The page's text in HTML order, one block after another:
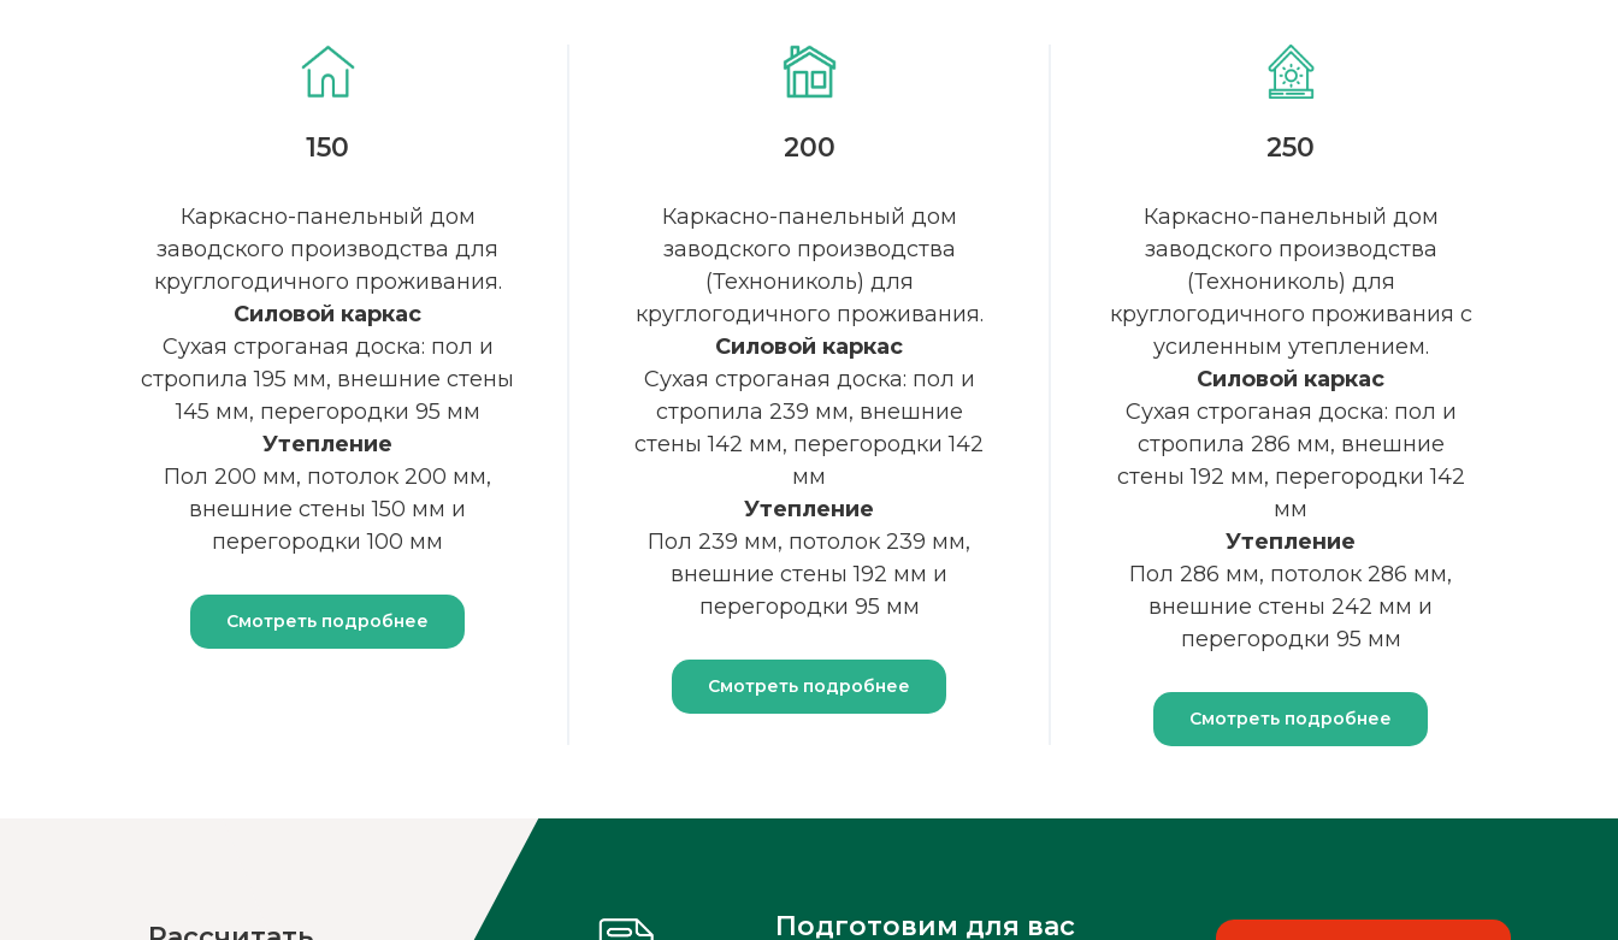
Доработаем планировку
этого проекта бесплатно!
150
Каркасно-панельный дом
заводского производства для
круглогодичного проживания.
Силовой каркас
Сухая строганая доска: пол и
стропила 195 мм, внешние стены
145 мм, перегородки 95 мм
Утепление
Пол 200 мм, потолок 200 мм,
внешние стены 150 мм и
перегородки 100 мм
Смотреть подробнее
200
Каркасно-панельный дом
заводского производства
(Технониколь) для
круглогодичного проживания.
Силовой каркас
Сухая строганая доска: пол и
стропила 239 мм, внешние
стены 142 мм, перегородки 142
мм
Утепление
Пол 239 мм, потолок 239 мм,
внешние стены 192 мм и
перегородки 95 мм
Смотреть подробнее
250
Каркасно-панельный дом
заводского производства
(Технониколь) для
круглогодичного проживания с
усиленным утеплением.
Силовой каркас
Сухая строганая доска: пол и
стропила 286 мм, внешние
стены 192 мм, перегородки 142
мм
Утепление
Пол 286 мм, потолок 286 мм,
внешние стены 242 мм и
перегородки 95 мм
Смотреть подробнее
Подготовим для вас